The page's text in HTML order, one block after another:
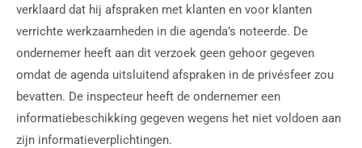
verklaard dat hij afspraken met klanten en voor klanten
verrichte werkzaamheden in die agenda’s noteerde. De
ondernemer heeft aan dit verzoek geen gehoor gegeven
omdat de agenda uitsluitend afspraken in de privésfeer zou
bevatten. De inspecteur heeft de ondernemer een
informatiebeschikking gegeven wegens het niet voldoen aan
zijn informatieverplichtingen.